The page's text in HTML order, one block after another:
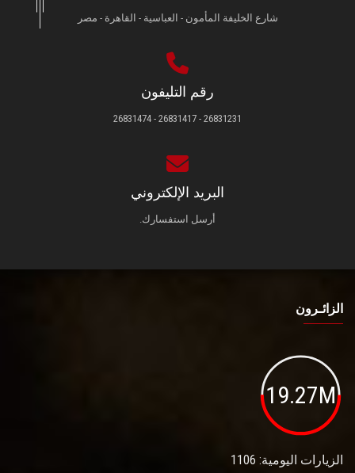
شارع الخليفة المأمون - العباسية - القاهرة - مصر
رقم التليفون
26831231 - 26831417 - 26831474
البريد الإلكتروني
أرسل استفسارك.
الزائـرون
19.27M
الزيارات اليومية: 1106